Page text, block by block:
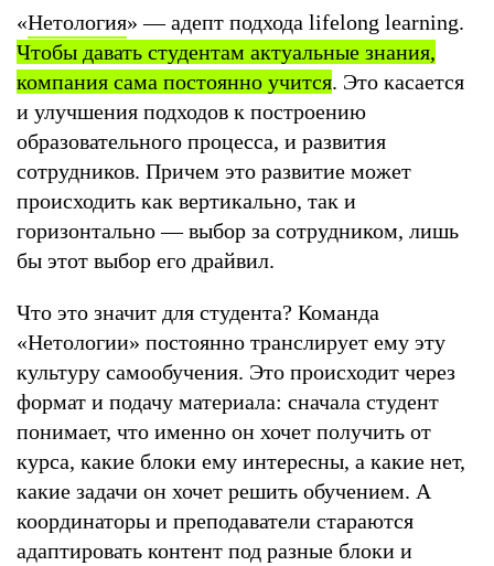
«Нетология» — адепт подхода lifelong learning.
Чтобы давать студентам актуальные знания,
компания сама постоянно учится. Это касается
и улучшения подходов к построению
образовательного процесса, и развития
сотрудников. Причем это развитие может
происходить как вертикально, так и
горизонтально — выбор за сотрудником, лишь
бы этот выбор его драйвил.
Что это значит для студента? Команда
«Нетологии» постоянно транслирует ему эту
культуру самообучения. Это происходит через
формат и подачу материала: сначала студент
понимает, что именно он хочет получить от
курса, какие блоки ему интересны, а какие нет,
какие задачи он хочет решить обучением. А
координаторы и преподаватели стараются
адаптировать контент под разные блоки и